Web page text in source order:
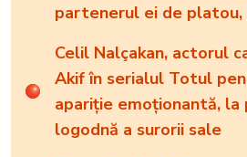
partenerul ei de platou,
Celil Nalçakan, actorul
Akif în serialul Totul
apariție emoționantă,
logodnă a surorii sale